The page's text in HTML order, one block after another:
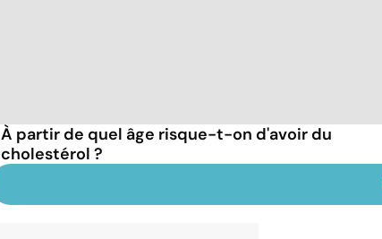
À partir de quel âge risque-t-on d'avoir du
cholestérol ?